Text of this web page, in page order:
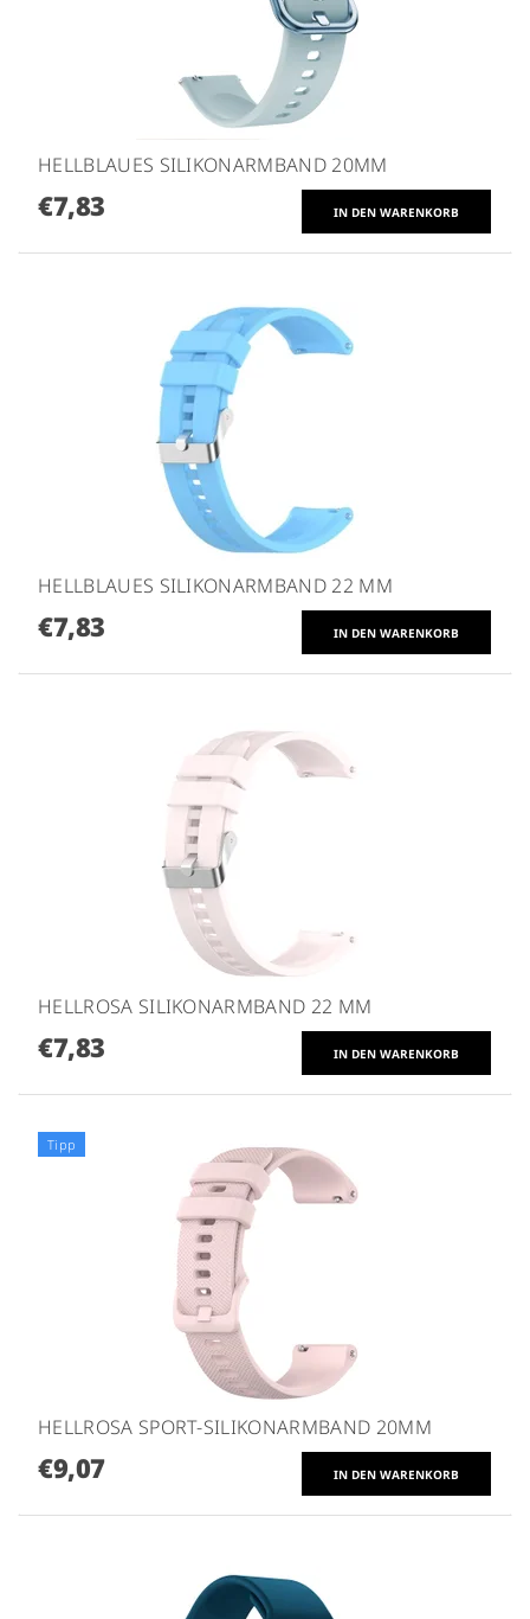
HELLBLAUES SILIKONARMBAND 20MM
€7,83
HELLBLAUES SILIKONARMBAND 22 MM
€7,83
HELLROSA SILIKONARMBAND 22 MM
€7,83
Tipp
HELLROSA SPORT-SILIKONARMBAND 20MM
€9,07